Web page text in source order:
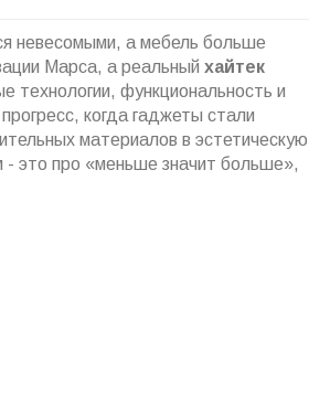
невесомыми, а мебель больше
Марса, а реальный хайтек
технологии, функциональность и
когда гаджеты стали
материалов в эстетическую
- это про «меньше значит больше»,